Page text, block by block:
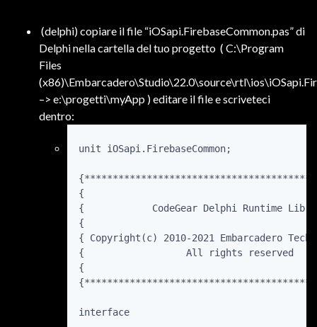
(delphi) copiare il file “iOSapi.FirebaseCommon.pas” di
Delphi nella cartella del tuo progetto ( C:\Program
Files
–> e:\progetti\myApp ) editare il file e scriveteci
dentro:
unit iOSapi.FirebaseCommon;
{
{            CodeGear Delphi Runtime
{
{ Copyright(c) 2010-2021 Embarcadero
{                  All rights reserved
{
interface